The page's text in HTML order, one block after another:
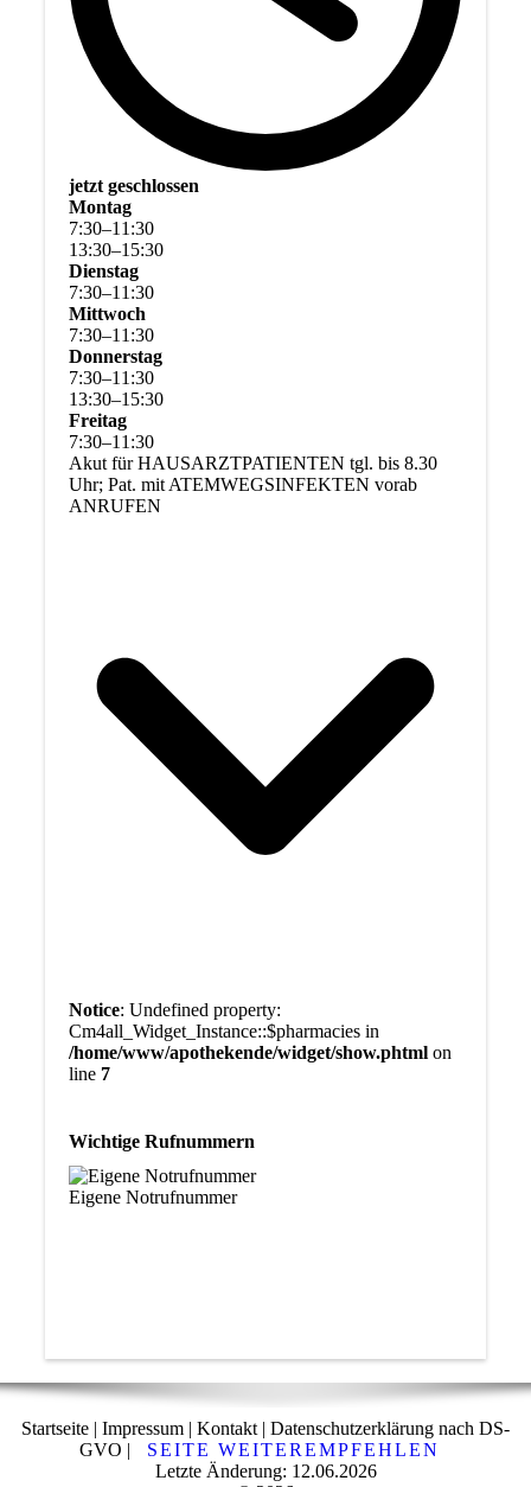
jetzt geschlossen
Montag
7:30–11 :30
13:30–15:30
Dienstag
7:30–11 :30
Mittwoch
7:30–11 :30
Donnerstag
7:30–11 :30
13:30–15:30
Freitag
7:30–11 :30
Akut für HAUSARZTPATIENTEN tgl. bis 8.30
Uhr; Pat. mit ATEMWEGSINFEKTEN vorab
ANRUFEN
Notice: Undefined property:
Cm4all_Widget_Instance::$pharmacies in
/home/www/apothekende/widget/show.phtmlon
line 7
Wichtige Rufnummern
Eigene Notrufnummer
Startseite | Impressum | Kontakt | Datenschutzerklärung nach DS-
GVO |
SEITE WEITEREMPFEHLEN
Letzte Änderung: 12.06.2026